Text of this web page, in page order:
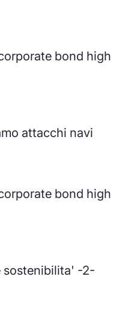
bond high
attacchi navi
bond high
sostenibilita' -2-